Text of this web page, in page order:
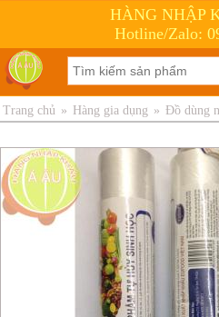
HÀNG NHẬP
Hotline/Zalo:
Trang chủ » Hàng gia dụng » Đồ dùng